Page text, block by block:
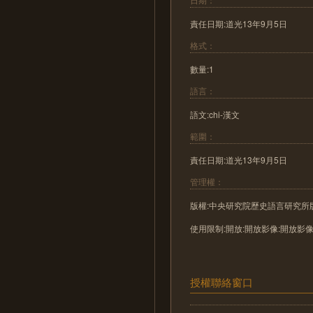
責任日期:道光13年9月5日
格式：
數量:1
語言：
語文:chi-漢文
範圍：
責任日期:道光13年9月5日
管理權：
版權:中央研究院歷史語言研究所
使用限制:開放:開放影像:開放影像
授權聯絡窗口